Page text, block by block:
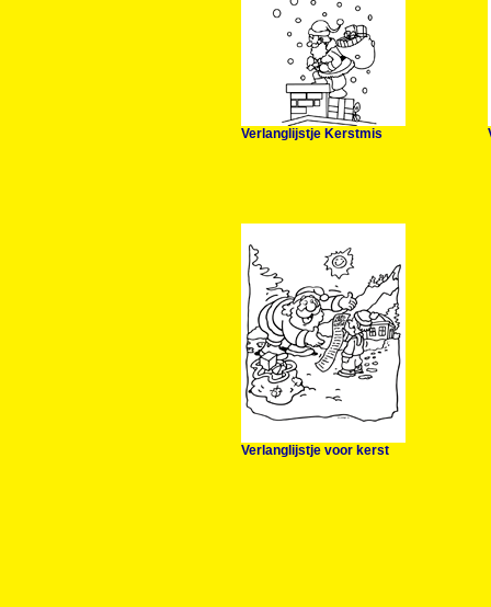
Verlanglijstje Kerstmis
Verlanglijstje voor kerst